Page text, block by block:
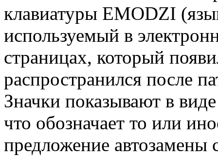
клавиатуры EMODZI
используемый в
страницах, который
распространился после
Значки показывают в
что обозначает то или
предложение